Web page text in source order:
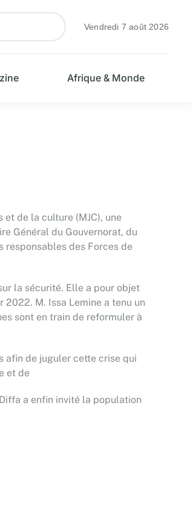
Vendredi 7 août 2026
Afrique & Monde
de la culture (MJC), une
Général du Gouvernorat, du
responsables des Forces de
la sécurité. Elle a pour objet
M. Issa Lemine a tenu un
sont en train de reformuler à
afin de juguler cette crise qui
et de
a enfin invité la population